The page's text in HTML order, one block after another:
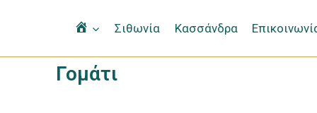
ΑρχικήΣιθωνία Κασσάνδρα
Γομάτι